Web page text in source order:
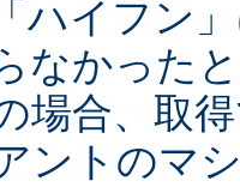
ハイフン
なかった
場合、取
ントのマ